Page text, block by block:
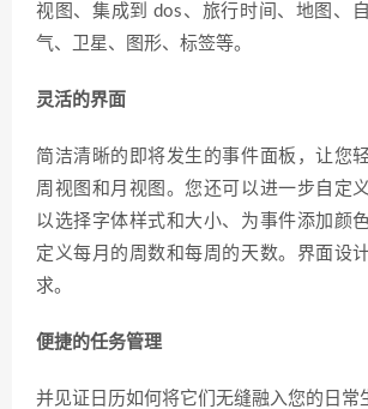
视图、集成到 dos、旅行时间、地图、
气、卫星、图形、标签等。
灵活的界面
简洁清晰的即将发生的事件面板，让您
周视图和月视图。您还可以进一步自定
以选择字体样式和大小、为事件添加颜
定义每月的周数和每周的天数。界面设
求。
便捷的任务管理
并见证日历如何将它们无缝融入您的日常